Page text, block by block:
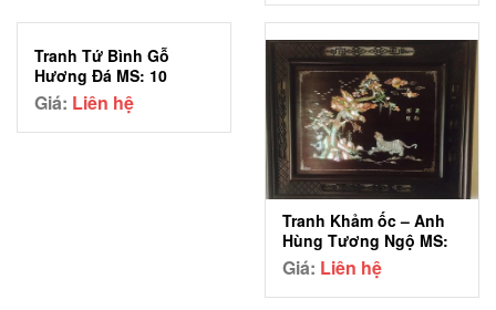
Tranh Tứ Bình Gỗ
Hương Đá MS: 10
Giá: Liên hệ
Tranh Khảm ốc – Anh
Hùng Tương Ngộ MS:
03
Giá: Liên hệ